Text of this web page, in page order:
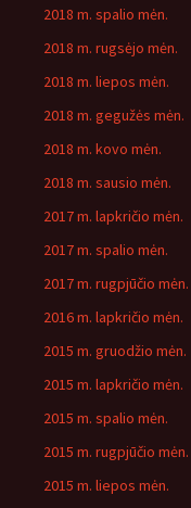
2018 m. spalio mėn.
2018 m. rugsėjo mėn.
2018 m. liepos mėn.
2018 m. gegužės mėn.
2018 m. kovo mėn.
2018 m. sausio mėn.
2017 m. lapkričio mėn.
2017 m. spalio mėn.
2017 m. rugpjūčio mėn.
2016 m. lapkričio mėn.
2015 m. gruodžio mėn.
2015 m. lapkričio mėn.
2015 m. spalio mėn.
2015 m. rugpjūčio mėn.
2015 m. liepos mėn.